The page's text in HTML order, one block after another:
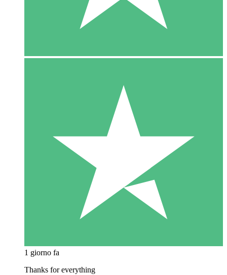
1 giorno fa
Thanks for everything